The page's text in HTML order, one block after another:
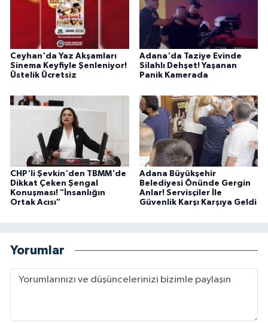
Ceyhan'da Yaz Akşamları
Sinema Keyfiyle Şenleniyor!
Üstelik Ücretsiz
Adana'da Taziye Evinde
Silahlı Dehşet! Yaşanan
Panik Kamerada
CHP'li Şevkin'den TBMM'de
Dikkat Çeken Şengal
Konuşması! "İnsanlığın
Ortak Acısı"
Adana Büyükşehir
Belediyesi Önünde Gergin
Anlar! Servisçiler İle
Güvenlik Karşı Karşıya Geldi
Yorumlar